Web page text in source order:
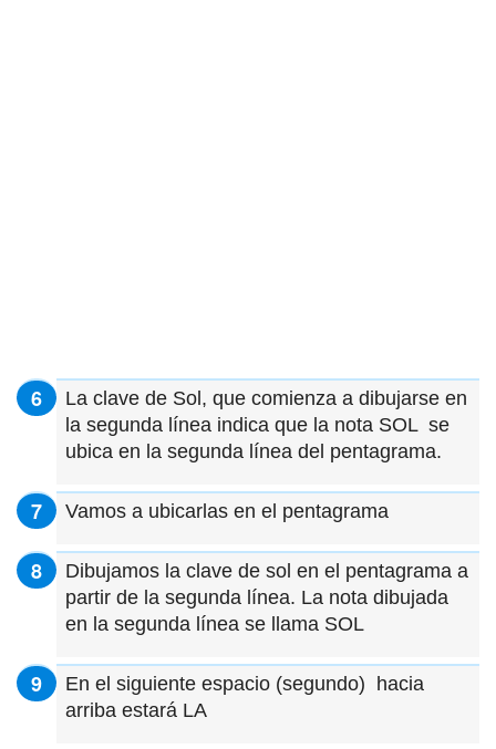
La clave de Sol, que comienza a dibujarse en
la segunda línea indica que la nota SOL se
ubica en la segunda línea del pentagrama.
Vamos a ubicarlas en el pentagrama
Dibujamos la clave de sol en el pentagrama a
partir de la segunda línea. La nota dibujada
en la segunda línea se llama SOL
En el siguiente espacio (segundo) hacia
arriba estará LA